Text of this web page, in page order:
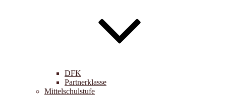
DFK
Partnerklasse
Mittelschulstufe